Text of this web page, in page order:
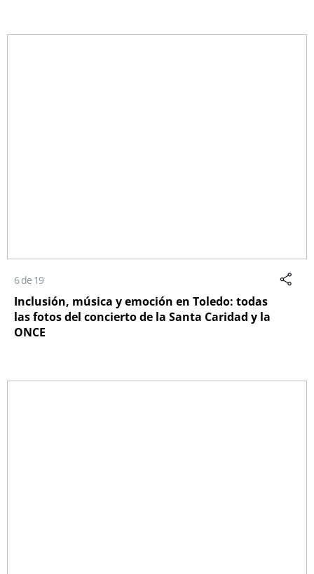
6 de 19
Inclusión, música y emoción en Toledo: todas
las fotos del concierto de la Santa Caridad y la
ONCE